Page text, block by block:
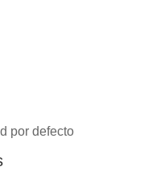
por defecto